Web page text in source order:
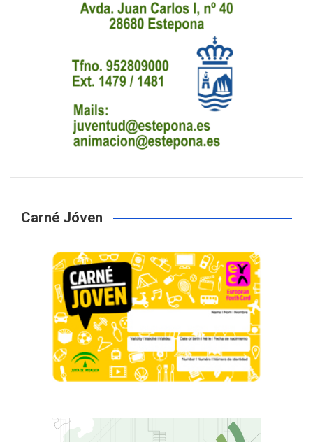
Carné Jóven